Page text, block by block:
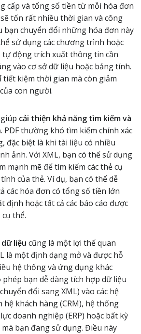
cấp và tổng số tiền từ mỗi hóa đơn
tốn rất nhiều thời gian và công
bạn chuyển đổi những hóa đơn này
sử dụng các chương trình hoặc
tự động trích xuất thông tin cần
vào cơ sở dữ liệu hoặc bảng tính.
kiệm thời gian mà còn giảm
con người.
cải thiện khả năng tìm kiếm và
. PDF thường khó tìm kiếm chính xác
đặc biệt là khi tài liệu có nhiều
ảnh. Với XML, bạn có thể sử dụng
mạnh mẽ để tìm kiếm các thẻ cụ
của thẻ. Ví dụ, bạn có thể dễ
các hóa đơn có tổng số tiền lớn
định hoặc tất cả các báo cáo được
thể.
liệu cũng là một lợi thế quan
là một định dạng mở và được hỗ
hệ thống và ứng dụng khác
phép bạn dễ dàng tích hợp dữ liệu
đổi sang XML) vào các hệ
khách hàng (CRM), hệ thống
doanh nghiệp (ERP) hoặc bất kỳ
bạn đang sử dụng. Điều này